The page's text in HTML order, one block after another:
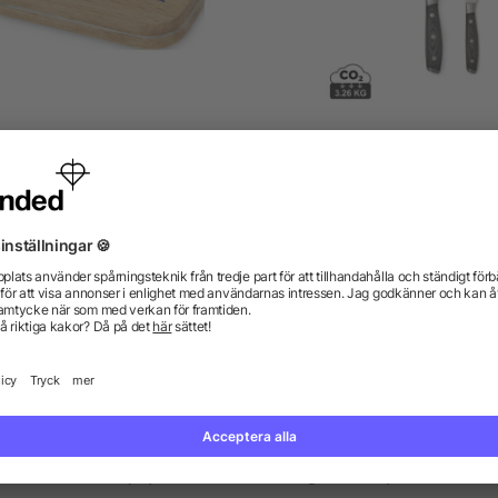
Vi har svaren.
se ut? Hjälper allbranded mig att skapa dem?